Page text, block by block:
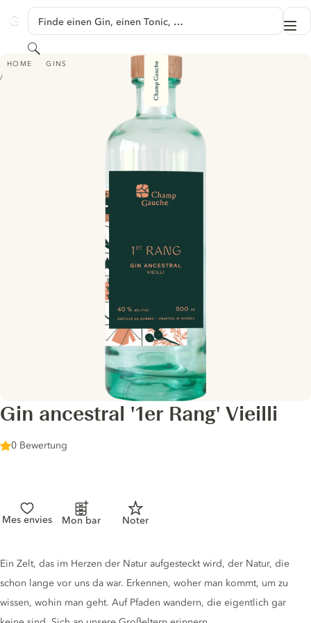
GINVENTORY
Finde einen Gin, einen Tonic, …
Suchen
HOME GINS
GIN ANCESTRAL '1ER RANG' VIEILLI
Gin ancestral '1er Rang' Vieilli
0 Bewertung
Mes envies Mon bar Noter
Gin description
Ein Zelt, das im Herzen der Natur aufgesteckt wird, der Natur, die
schon lange vor uns da war. Erkennen, woher man kommt, um zu
wissen, wohin man geht. Auf Pfaden wandern, die eigentlich gar